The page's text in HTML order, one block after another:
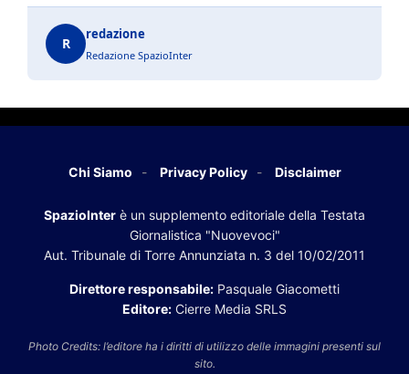
R
redazione
Redazione SpazioInter
Chi Siamo Privacy Policy Disclaimer
SpazioInter è un supplemento editoriale della Testata
Giornalistica "Nuovevoci"
Aut. Tribunale di Torre Annunziata n. 3 del 10/02/2011
Direttore responsabile: Pasquale Giacometti
Editore: Cierre Media SRLS
Photo Credits: l’editore ha i diritti di utilizzo delle immagini presenti sul
sito.